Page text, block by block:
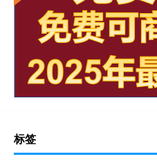
标签